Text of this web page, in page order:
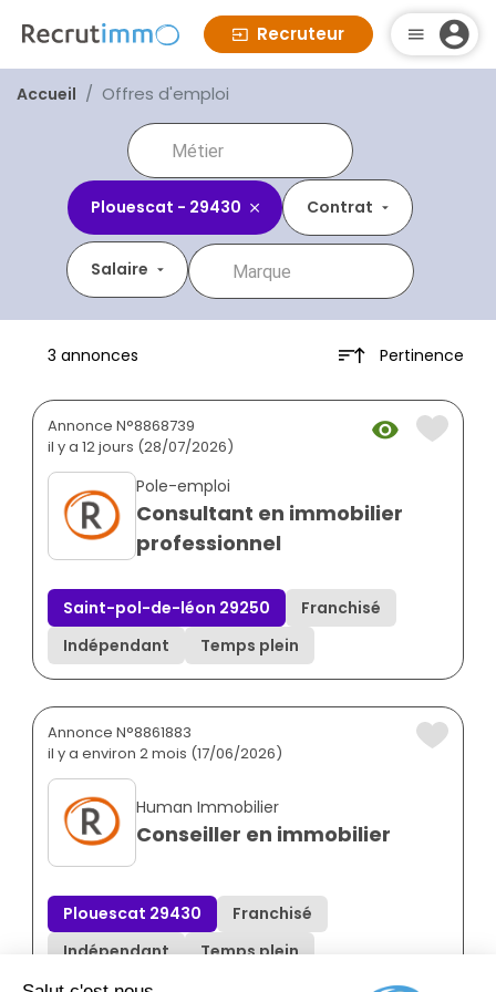
Recruteur
Accueil Offres d'emploi
Plouescat - 29430 Contrat
Salaire
3 annonces Pertinence
Annonce N°8868739
il y a 12 jours (28/07/2026)
Pole-emploi
Consultant en immobilier
professionnel
Saint-pol-de-léon 29250
Franchisé
Indépendant
Temps plein
Annonce N°8861883
il y a environ 2 mois (17/06/2026)
Human Immobilier
Conseiller en immobilier
Plouescat 29430
Franchisé
Indépendant
Temps plein